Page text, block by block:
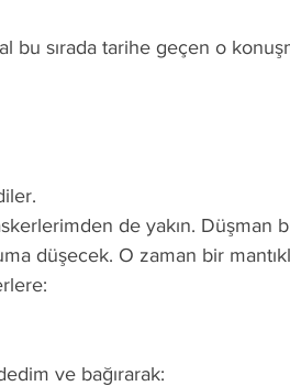
de yakın. Düşman
düşecek. O zaman bir
ve bağırarak: